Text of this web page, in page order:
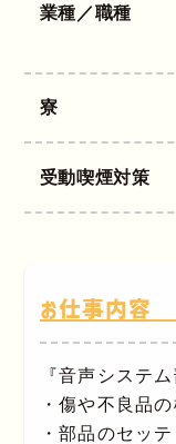
業種／職種
寮
受動喫煙対策
お仕事内容
『音声システ
・傷や不良品
・部品のセッ